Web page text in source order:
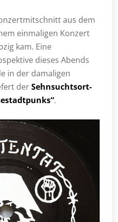
aus dem
einmaligen Konzert
kam. Eine
dieses Abends
in der damaligen
derSehnsuchtsort-
.